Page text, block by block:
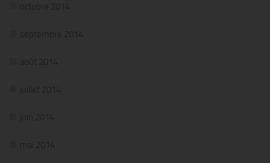
octobre 2014
septembre 2014
août 2014
juillet 2014
juin 2014
mai 2014